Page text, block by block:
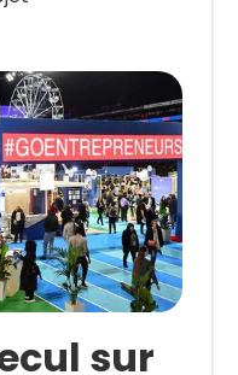
sur